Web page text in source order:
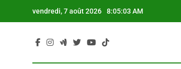
vendredi, 7 août 2026 8:05:04 AM